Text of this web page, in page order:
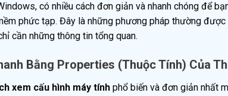
có nhiều cách đơn giản và nhanh chóng để
phức tạp. Đây là những phương pháp thường
cần những thông tin tổng quan.
Bằng Properties (Thuộc Tính) Của
xem cấu hình máy tính phổ biến và đơn giản nhất